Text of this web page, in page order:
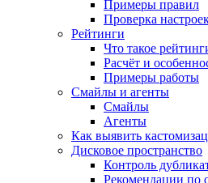
Примеры правил
Проверка
Рейтинги
Что такое
Расчёт и
Примеры работы
Смайлы и агенты
Смайлы
Агенты
Как выявить
Дисковое пространство
Контроль
Рекомендации по